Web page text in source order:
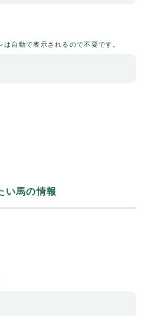
自動で表示されるので不要です。
い馬の情報